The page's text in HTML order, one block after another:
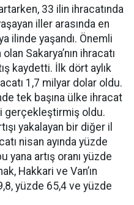
33 ilin ihracatında
iller arasında en
ilinde yaşandı. Önemli
Sakarya’nın ihracatı
kaydetti. İlk dört aylık
1,7 milyar dolar oldu.
tek başına ülke ihracat
gerçekleştirmiş oldu.
yakalayan bir diğer il
nisan ayında yüzde
yana artış oranı yüzde
Hakkari ve Van’ın
yüzde 65,4 ve yüzde